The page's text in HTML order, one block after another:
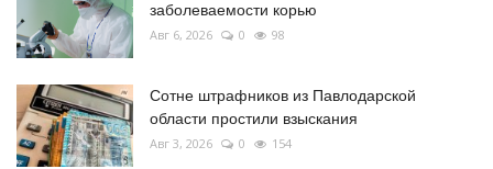
заболеваемости корью
Авг 6, 2026 0 98
Сотне штрафников из Павлодарской
области простили взыскания
Авг 3, 2026 0 154